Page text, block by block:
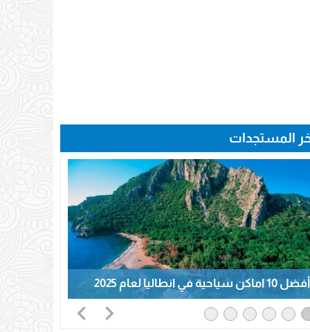
المستجدات
أفضل 10 اماكن سياحية في انطاليا لعام 2025